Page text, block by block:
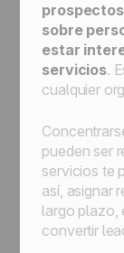
sobre
estar
servicios.
cualquier
pueden ser
servicios te
así, asignar
largo plazo,
convertir